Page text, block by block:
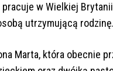
w Wielkiej
utrzymującą rodzinę.
Marta, która obecnie